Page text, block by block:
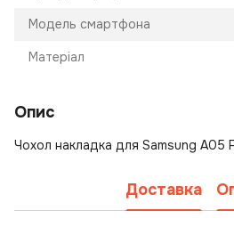
Модель смартфона
Матеріал
Опис
Чохол накладка для Samsung A05
Доставка